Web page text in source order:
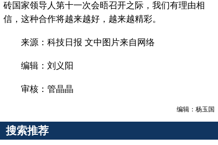
砖国家领导人第十一次会晤召开之际，我们有理由相
信，这种合作将越来越好，越来越精彩。
来源：科技日报 文中图片来自网络
编辑：刘义阳
审核：管晶晶
编辑：杨玉国
搜索推荐